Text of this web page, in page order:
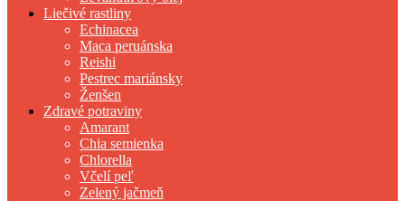
Liečivé rastliny
Echinacea
Maca peruánska
Reishi
Pestrec mariánsky
Ženšen
Zdravé potraviny
Amarant
Chia semienka
Chlorella
Včelí peľ
Zelený jačmeň